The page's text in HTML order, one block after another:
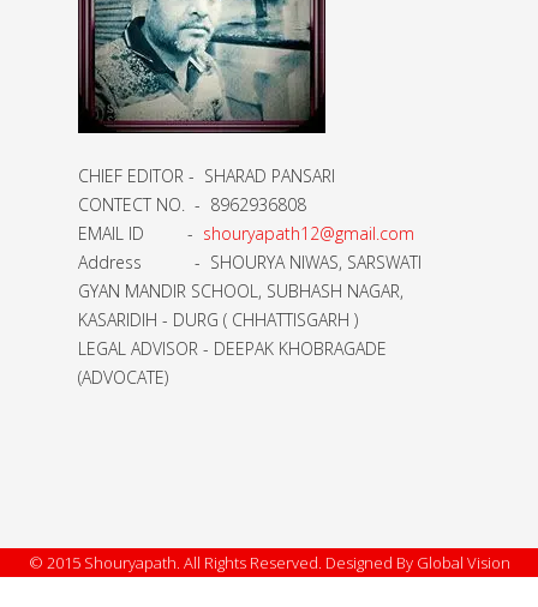
CHIEF EDITOR - SHARAD PANSARI
CONTECT NO. - 8962936808
EMAIL ID - shouryapath12@gmail.com
Address - SHOURYA NIWAS, SARSWATI
GYAN MANDIR SCHOOL, SUBHASH NAGAR,
KASARIDIH - DURG ( CHHATTISGARH )
LEGAL ADVISOR - DEEPAK KHOBRAGADE
(ADVOCATE)
© 2015 Shouryapath. All Rights Reserved. Designed By Global Vision